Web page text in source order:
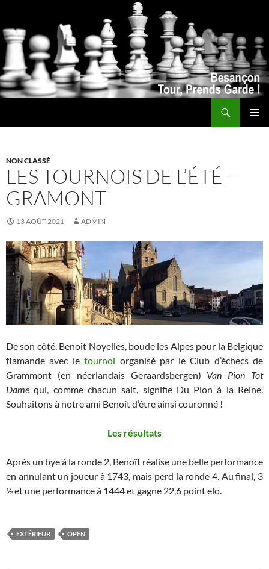
NON CLASSÉ
LES TOURNOIS DE L’ÉTÉ –
GRAMONT
13 AOÛT 2021 ADMIN
De son côté, Benoît Noyelles, boude les Alpes pour la Belgique
flamande avec letournoi organisé par le Club d’échecs de
Grammont (en néerlandais Geraardsbergen) Van Pion Tot
Dame qui, comme chacun sait, signifie Du Pion à la Reine.
Souhaitons à notre ami Benoît d’être ainsi couronné !
Les résultats
Après un bye à la ronde 2, Benoît réalise une belle performance
en annulant un joueur à 1743, mais perd la ronde 4. Au final, 3
½ et une performance à 1444 et gagne 22,6 point elo.
EXTÉRIEUR OPEN